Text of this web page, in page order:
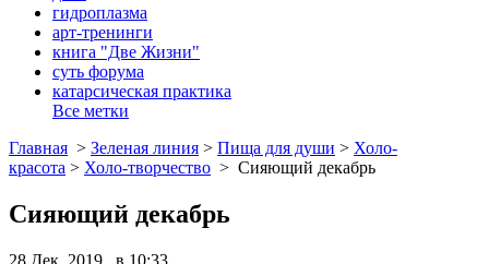
гидроплазма
арт-тренинги
книга "Две Жизни"
суть форума
катарсическая практика
Все метки
Главная > Зеленая линия > Пища для души > Холо-
красота > Холо-творчество > Сияющий декабрь
Сияющий декабрь
28 Дек, 2019 в 10:33